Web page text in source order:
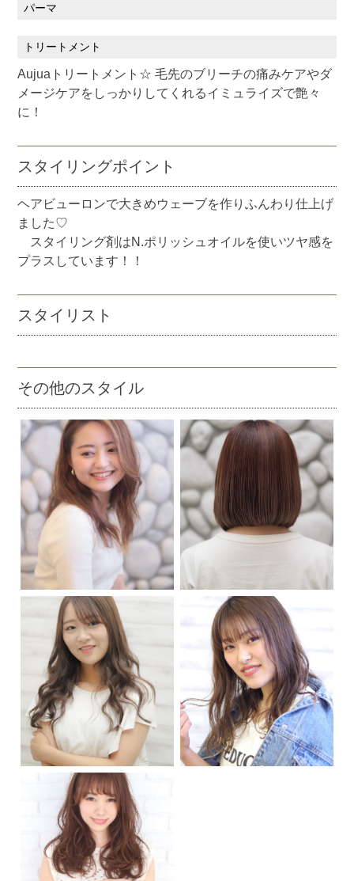
パーマ
トリートメント
Aujuaトリートメント☆ 毛先のブリーチの痛みケアやダ
メージケアをしっかりしてくれるイミュライズで艶々
に！
スタイリングポイント
ヘアビューロンで大きめウェーブを作りふんわり仕上げ
ました♡
スタイリング剤はN.ポリッシュオイルを使いツヤ感を
プラスしています！！
スタイリスト
その他のスタイル